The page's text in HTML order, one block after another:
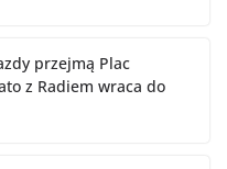
przejmą Plac
z Radiem wraca do